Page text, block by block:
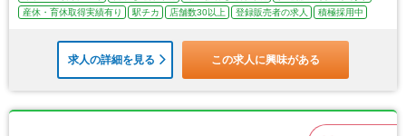
産休・育休取得実績有り
駅チカ 店舗数30以上 登録販売者の求人 積極採用中
求人の詳細を見る この求人に興味がある